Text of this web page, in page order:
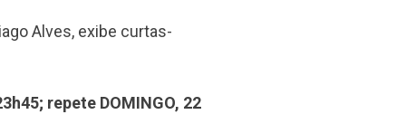
Alves, exibe curtas-
repete DOMINGO, 22